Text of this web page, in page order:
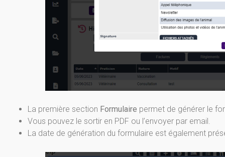
La première section Formulaire permet de générer le
Vous pouvez le sortir en PDF ou l’envoyer par email.
La date de génération du formulaire est également